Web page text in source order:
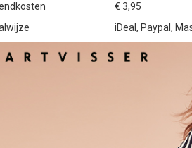
€ 3,95
iDeal, Paypal,